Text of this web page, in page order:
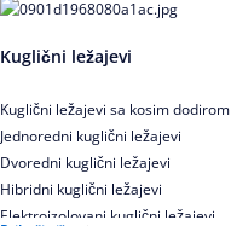
Kuglični ležajevi
Kuglični ležajevi sa kosim dodirom
Jednoredni kuglični ležajevi
Dvoredni kuglični ležajevi
Hibridni kuglični ležajevi
Elektroizolovani kuglični ležajevi